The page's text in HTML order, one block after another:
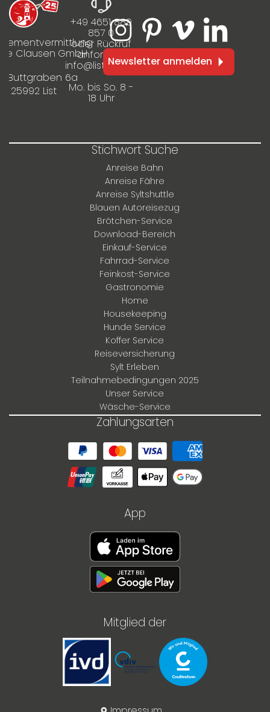
Clausen GmbH
Buttgraben 6a
25992 List
+49 4651 889
857 0
oder Rückruf
anfordern
info@listinfo.de
Mo. bis So. 8 -
18 Uhr
Newsletter anmelden
Stichwort Suche
Anreise Bahn
Anreise Fähre
Anreise Syltshuttle
Blauen Autoreisezug
Brötchen-Service
Download-Bereich
Einkauf-Service
Fahrrad-Service
Feinkost-Service
Gastronomie
Home
Housekeeping
Hunde Service
Koffer Service
Reiseversicherung
Sylt Erleben
Teilnahmebedingungen 2025
Unser Service
Wäsche-Service
Zahlungsarten
App
Mitglied der